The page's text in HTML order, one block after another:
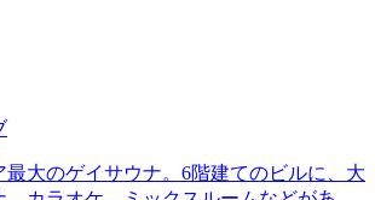
最大のゲイサウナ。6階建てのビルに、大